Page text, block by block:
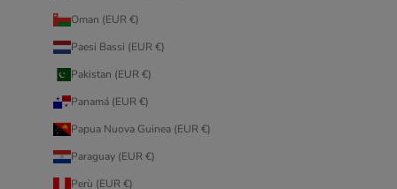
Oman (EUR €)
Paesi Bassi (EUR €)
Pakistan (EUR €)
Panamá (EUR €)
Papua Nuova Guinea (EUR €)
Paraguay (EUR €)
Perù (EUR €)